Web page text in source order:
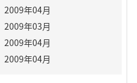
2009年04月
2009年03月
2009年04月
2009年04月